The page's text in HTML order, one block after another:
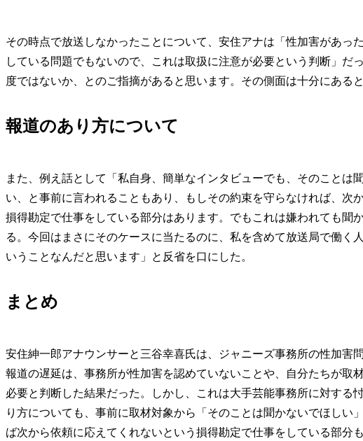
その時点で放送しなかったことについて、安住アナは「性加害があっ
している問題でもないので、これは取扱に注意が必要という判断」だ
度ではないか、とのご指摘があると思います。その側面は十分にある
報道のあり方について
また、例え話として「私自身、簡単なインタビューでも、そのことは
い、と事前に言われることもあり、もしその約束を守らなければ、次
損得勘定で仕事をしている部分はあります。でもこれは嫌われても聞
る。今回はまさにそのケースに当たるのに、私を含めて放送局で働く
いうことなんだと思います」と反省を口にした。
まとめ
安住紳一郎アナウンサーと三谷幸喜氏は、ジャニーズ事務所の性加害
報道の遅延は、事務所が性加害を認めていないことや、自分たちが取
必要と判断した結果だった。しかし、これは大手芸能事務所に対する
り方についても、事前に取材対象から「そのことは聞かないでほしい
ば次から依頼に応えてくれないという損得勘定で仕事をしている部分